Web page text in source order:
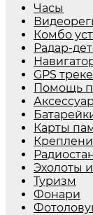
Часы
Комбо
Радар-
GPS
Помощь
Карты
Эхолоты
Туризм
Фонари